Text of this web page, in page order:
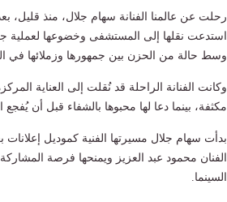
رحلت عن عالمنا الفنانة سهام جلال، منذ قليل،
استدعت نقلها إلى المستشفى وخضوعها لعملية
وسط حالة من الحزن بين جمهورها وزملائها في
وكانت الفنانة الراحلة قد نُقلت إلى العناية
مكثفة، بينما دعا لها محبوها بالشفاء قبل أن
بدأت سهام جلال مسيرتها الفنية كموديل إعلانات
الفنان محمود عبد العزيز ويمنحها فرصة
السينما.